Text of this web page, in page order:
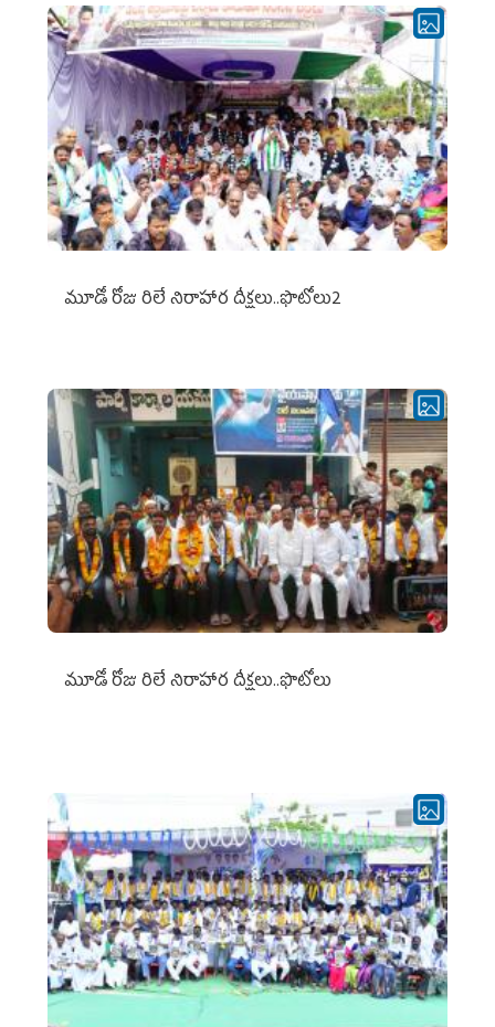
మూడో రోజు రిలే నిరాహార దీక్షలు..ఫొటోలు2
మూడో రోజు రిలే నిరాహార దీక్షలు..ఫొటోలు